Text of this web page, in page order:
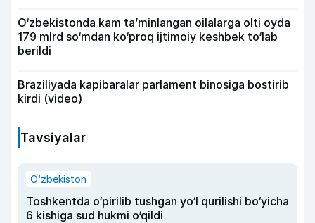
O‘zbekistonda kam ta’minlangan oilalarga olti oyda
179 mlrd so‘mdan ko‘proq ijtimoiy keshbek to‘lab
berildi
Braziliyada kapibaralar parlament binosiga bostirib
kirdi (video)
Tavsiyalar
O‘zbekiston
Toshkentda o‘pirilib tushgan yo‘l qurilishi bo‘yicha
6 kishiga sud hukmi o‘qildi